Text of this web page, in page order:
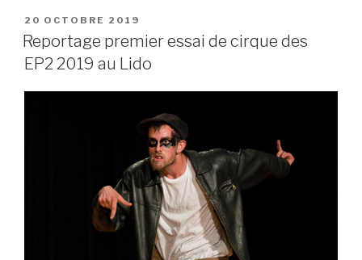
PUBLIÉ
LE
20 OCTOBRE 2019
Reportage premier essai de cirque des
EP2 2019 au Lido